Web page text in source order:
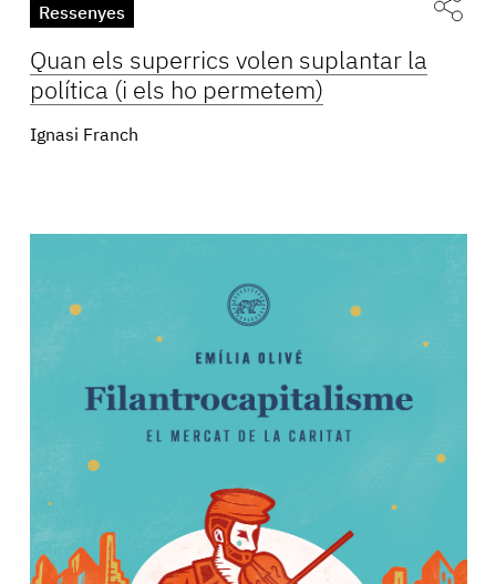
Ressenyes
Quan els superrics volen suplantar la
política (i els ho permetem)
Ignasi Franch